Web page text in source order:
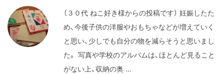
（３０代 ねこ好き様からの投稿です） 妊娠したた
め、今後子供の洋服やおもちゃなどが増えていく
と思い、少しでも自分の物を減らそうと思いまし
た。 写真や学校のアルバムは、ほとんど見ること
がない上、収納の奥 …